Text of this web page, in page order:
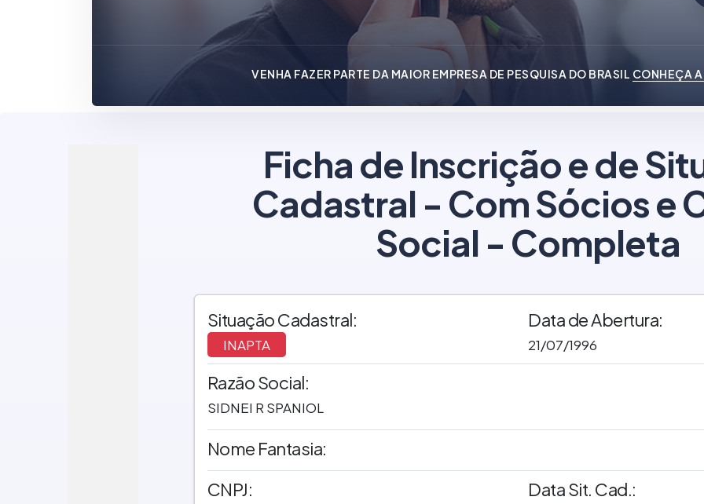
VENHA FAZER PARTE DA MAIOR EMPRESA DE PESQUISA DO BRASIL CONHEÇA
Ficha de Inscrição e de
Cadastral - Com Sócios e
Social - Completa
Situação Cadastral:
INAPTA
Data de Abertura:
21/07/1996
Razão Social:
SIDNEI R SPANIOL
Nome Fantasia:
CNPJ:
Data Sit. Cad.: